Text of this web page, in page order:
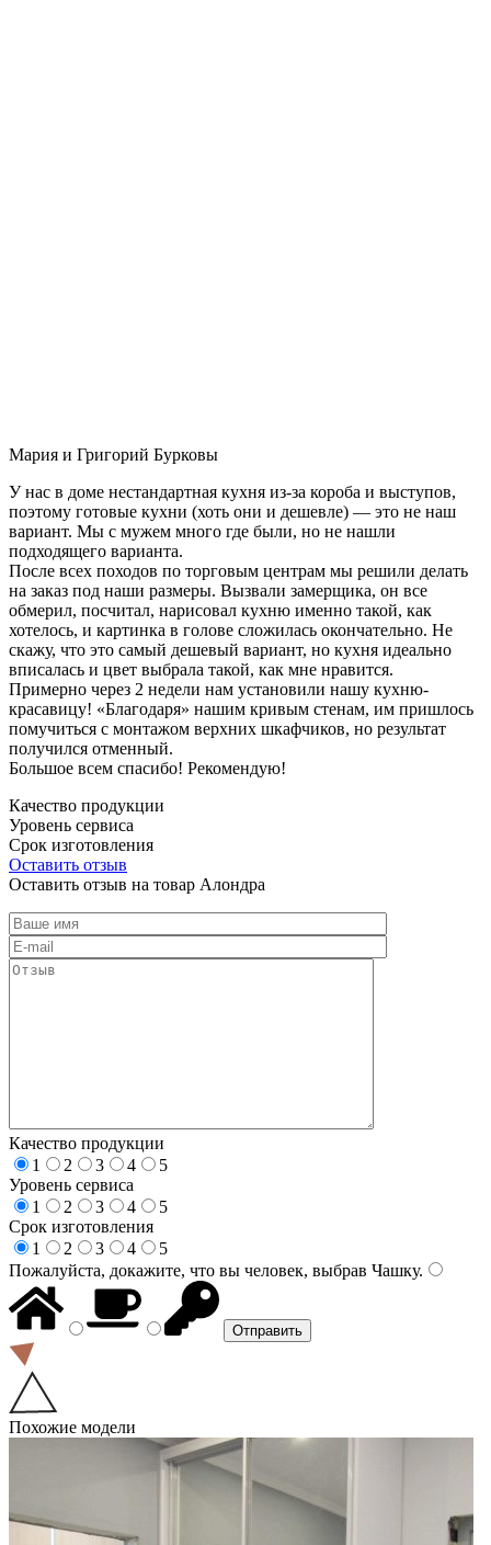
Мария и Григорий Бурковы
У нас в доме нестандартная кухня из-за короба и выступов,
поэтому готовые кухни (хоть они и дешевле) — это не наш
вариант. Мы с мужем много где были, но не нашли
подходящего варианта.
После всех походов по торговым центрам мы решили делать
на заказ под наши размеры. Вызвали замерщика, он все
обмерил, посчитал, нарисовал кухню именно такой, как
хотелось, и картинка в голове сложилась окончательно. Не
скажу, что это самый дешевый вариант, но кухня идеально
вписалась и цвет выбрала такой, как мне нравится.
Примерно через 2 недели нам установили нашу кухню-
красавицу! «Благодаря» нашим кривым стенам, им пришлось
помучиться с монтажом верхних шкафчиков, но результат
получился отменный.
Большое всем спасибо! Рекомендую!
Качество продукции
Уровень сервиса
Срок изготовления
Оставить отзыв
Оставить отзыв на товар Алондра
Качество продукции
1
2 3 4
5
Уровень сервиса
1
2 3 4
5
Срок изготовления
1
2 3 4
5
Пожалуйста, докажите, что вы человек, выбрав Чашку.
Похожие модели